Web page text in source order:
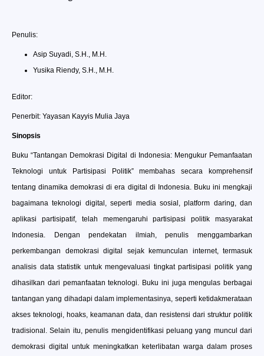
Penulis:
Asip Suyadi, S.H., M.H.
Yusika Riendy, S.H., M.H.
Editor:
Penerbit: Yayasan Kayyis Mulia Jaya
Sinopsis
Buku “Tantangan Demokrasi Digital di Indonesia: Mengukur Pemanfaatan
Teknologi untuk Partisipasi Politik” membahas secara komprehensif
tentang dinamika demokrasi di era digital di Indonesia. Buku ini mengkaji
bagaimana teknologi digital, seperti media sosial, platform daring, dan
aplikasi partisipatif, telah memengaruhi partisipasi politik masyarakat
Indonesia. Dengan pendekatan ilmiah, penulis menggambarkan
perkembangan demokrasi digital sejak kemunculan internet, termasuk
analisis data statistik untuk mengevaluasi tingkat partisipasi politik yang
dihasilkan dari pemanfaatan teknologi. Buku ini juga mengulas berbagai
tantangan yang dihadapi dalam implementasinya, seperti ketidakmerataan
akses teknologi, hoaks, keamanan data, dan resistensi dari struktur politik
tradisional. Selain itu, penulis mengidentifikasi peluang yang muncul dari
demokrasi digital untuk meningkatkan keterlibatan warga dalam proses